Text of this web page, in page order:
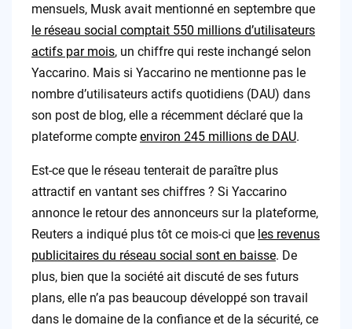
mensuels, Musk avait mentionné en septembre que
le réseau social comptait 550 millions d’utilisateurs
actifs par mois, un chiffre qui reste inchangé selon
Yaccarino. Mais si Yaccarino ne mentionne pas le
nombre d’utilisateurs actifs quotidiens (DAU) dans
son post de blog, elle a récemment déclaré que la
plateforme compte environ 245 millions de DAU.
Est-ce que le réseau tenterait de paraître plus
attractif en vantant ses chiffres ? Si Yaccarino
annonce le retour des annonceurs sur la plateforme,
Reuters a indiqué plus tôt ce mois-ci que les revenus
publicitaires du réseau social sont en baisse. De
plus, bien que la société ait discuté de ses futurs
plans, elle n’a pas beaucoup développé son travail
dans le domaine de la confiance et de la sécurité, ce